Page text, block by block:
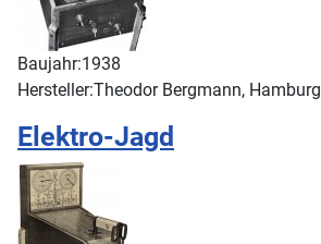
Baujahr:1938
Hersteller:Theodor Bergmann, Hamburg
Elektro-Jagd